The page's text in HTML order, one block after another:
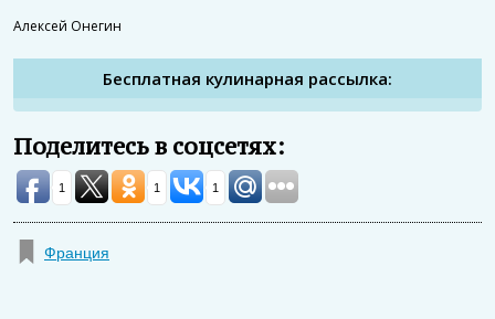
Алексей Онегин
Бесплатная кулинарная рассылка:
Поделитесь в соцсетях:
1 1 1
Франция